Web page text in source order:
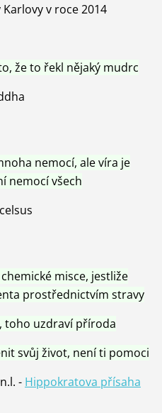
v roce 2014
že to řekl nějaký mudrc
nemocí, ale víra je
nemocí všech
misce, jestliže
prostřednictvím stravy
toho uzdraví příroda
svůj život, není ti pomoci
- Hippokratova přísaha